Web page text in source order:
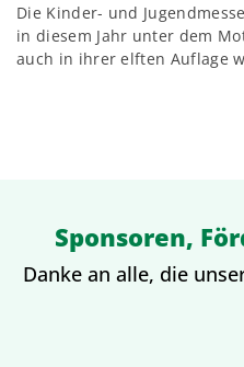
Die Kinder- und Jugendmesse
in diesem Jahr unter dem
auch in ihrer elften Auflage
Sponsoren,
Danke an alle, die